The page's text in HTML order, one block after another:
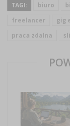
TAGI: biuro
freelancer
gig
praca zdalna